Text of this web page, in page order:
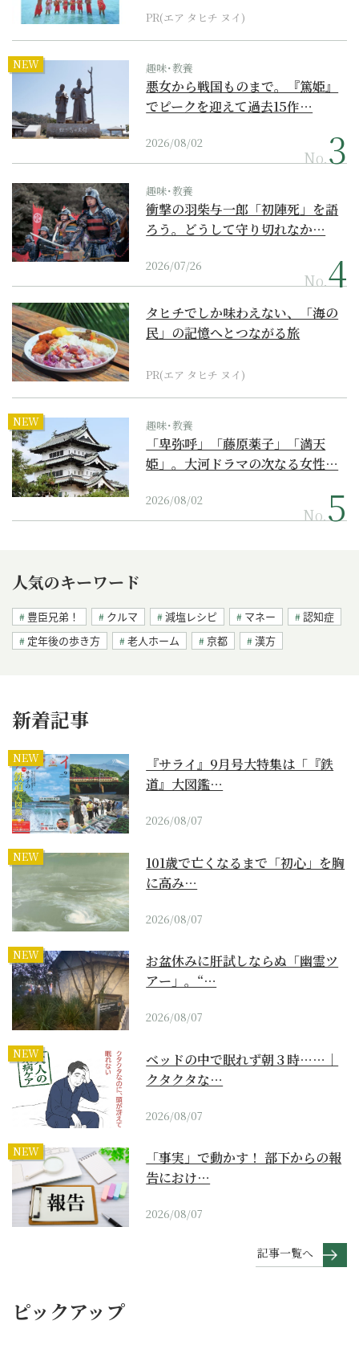
PR(エア タヒチ ヌイ)
NEW 趣味･教養
悪女から戦国ものまで。『篤姫』
でピークを迎えて過去15作…
2026/08/02
No.
趣味･教養
衝撃の羽柴与一郎「初陣死」を語
ろう。どうして守り切れなか…
2026/07/26
No.
タヒチでしか味わえない、「海の
民」の記憶へとつながる旅
PR(エア タヒチ ヌイ)
NEW 趣味･教養
「卑弥呼」「藤原薬子」「満天
姫」。大河ドラマの次なる女性…
2026/08/02
No.
人気のキーワード
豊臣兄弟！ クルマ 減塩レシピ マネー
認知症
定年後の歩き方
老人ホーム 京都 漢方
新着記事
NEW
『サライ』9月号大特集は「『鉄
道』大図鑑…
2026/08/07
NEW
101歳で亡くなるまで「初心」を胸
に高み…
2026/08/07
NEW
お盆休みに肝試しならぬ「幽霊ツ
アー」。“…
2026/08/07
NEW
ベッドの中で眠れず朝３時……｜
クタクタな…
2026/08/07
NEW
「事実」で動かす！ 部下からの報
告におけ…
2026/08/07
記事一覧へ
ピックアップ